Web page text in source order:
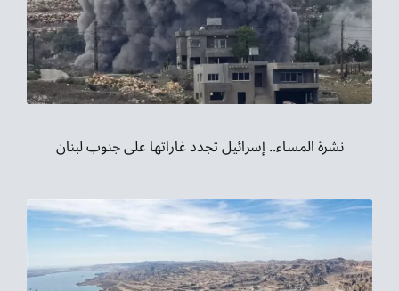
نشرة المساء.. إسرائيل تجدد غاراتها على جنوب لبنان